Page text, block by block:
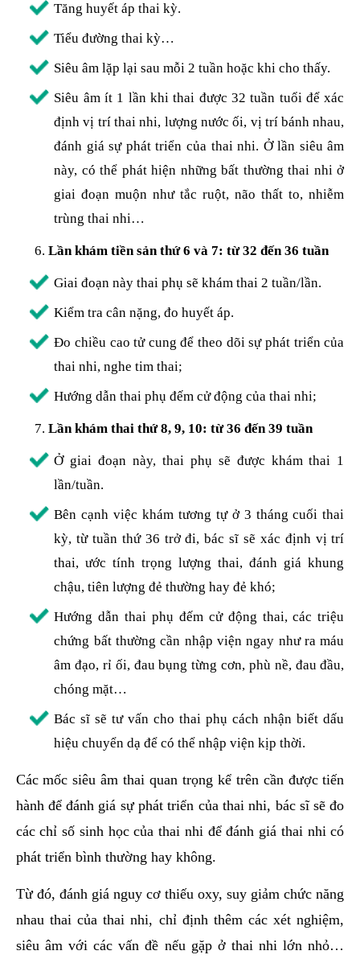
Tăng huyết áp thai kỳ.
Tiểu đường thai kỳ…
Siêu âm lặp lại sau mỗi 2 tuần hoặc khi cho thấy.
Siêu âm ít 1 lần khi thai được 32 tuần tuổi để xác
định vị trí thai nhi, lượng nước ối, vị trí bánh nhau,
đánh giá sự phát triển của thai nhi. Ở lần siêu âm
này, có thể phát hiện những bất thường thai nhi ở
giai đoạn muộn như tắc ruột, não thất to, nhiễm
trùng thai nhi…
Lần khám tiền sản thứ 6 và 7: từ 32 đến 36 tuần
Giai đoạn này thai phụ sẽ khám thai 2 tuần/lần.
Kiểm tra cân nặng, đo huyết áp.
Đo chiều cao tử cung để theo dõi sự phát triển của
thai nhi, nghe tim thai;
Hướng dẫn thai phụ đếm cử động của thai nhi;
Lần khám thai thứ 8, 9, 10: từ 36 đến 39 tuần
Ở giai đoạn này, thai phụ sẽ được khám thai 1
lần/tuần.
Bên cạnh việc khám tương tự ở 3 tháng cuối thai
kỳ, từ tuần thứ 36 trở đi, bác sĩ sẽ xác định vị trí
thai, ước tính trọng lượng thai, đánh giá khung
chậu, tiên lượng đẻ thường hay đẻ khó;
Hướng dẫn thai phụ đếm cử động thai, các triệu
chứng bất thường cần nhập viện ngay như ra máu
âm đạo, rỉ ối, đau bụng từng cơn, phù nề, đau đầu,
chóng mặt…
Bác sĩ sẽ tư vấn cho thai phụ cách nhận biết dấu
hiệu chuyển dạ để có thể nhập viện kịp thời.
Các mốc siêu âm thai quan trọng kể trên cần được tiến
hành để đánh giá sự phát triển của thai nhi, bác sĩ sẽ đo
các chỉ số sinh học của thai nhi để đánh giá thai nhi có
phát triển bình thường hay không.
Từ đó, đánh giá nguy cơ thiếu oxy, suy giảm chức năng
nhau thai của thai nhi, chỉ định thêm các xét nghiệm,
siêu âm với các vấn đề nếu gặp ở thai nhi lớn nhỏ…